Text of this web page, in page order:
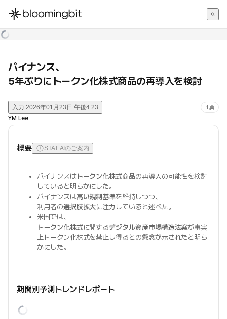
한국어
バイナンス、
5年ぶりにトークン化株式商品の再導入を検討
入力 2026年01月23日 午後4:23 出典
YM Lee
概要 STAT AIのご案内
バイナンスはトークン化株式商品の再導入の可能性を検討
していると明らかにした。
バイナンスは高い規制基準を維持しつつ、
利用者の選択肢拡大に注力していると述べた。
米国では、
トークン化株式に関するデジタル資産市場構造法案が事実
上トークン化株式を禁止し得るとの懸念が示されたと明ら
かにした。
期間別予測トレンドレポート